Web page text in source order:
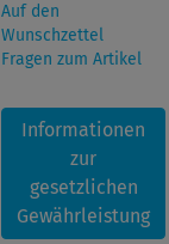
Auf den
Wunschzettel
Fragen zum Artikel
Informationen
zur
gesetzlichen
Gewährleistung